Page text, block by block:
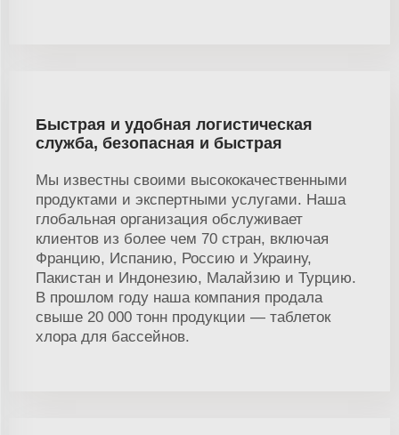
Быстрая и удобная логистическая
служба, безопасная и быстрая
Мы известны своими высококачественными
продуктами и экспертными услугами. Наша
глобальная организация обслуживает
клиентов из более чем 70 стран, включая
Францию, Испанию, Россию и Украину,
Пакистан и Индонезию, Малайзию и Турцию.
В прошлом году наша компания продала
свыше 20 000 тонн продукции — таблеток
хлора для бассейнов.